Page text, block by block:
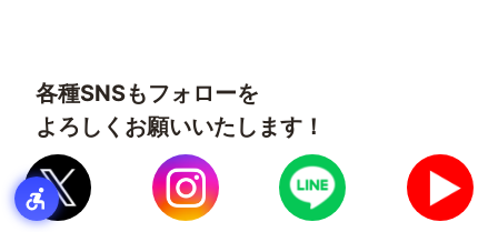
各種SNSもフォローを
よろしくお願いいたします！